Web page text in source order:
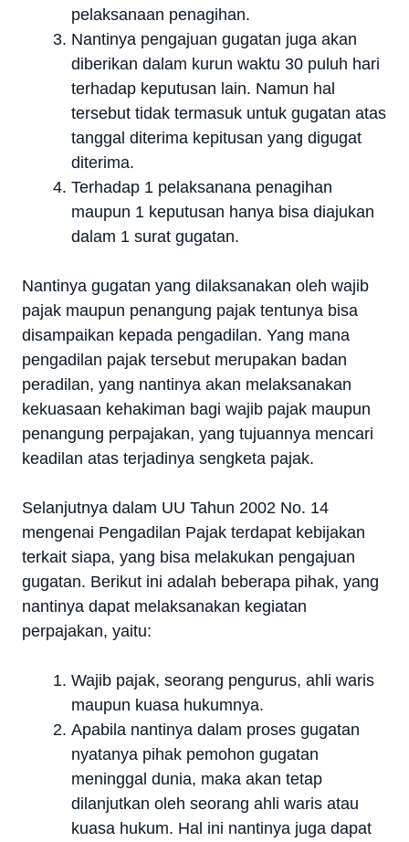
pelaksanaan penagihan.
Nantinya pengajuan gugatan juga akan
diberikan dalam kurun waktu 30 puluh hari
terhadap keputusan lain. Namun hal
tersebut tidak termasuk untuk gugatan atas
tanggal diterima kepitusan yang digugat
diterima.
Terhadap 1 pelaksanana penagihan
maupun 1 keputusan hanya bisa diajukan
dalam 1 surat gugatan.
Nantinya gugatan yang dilaksanakan oleh wajib
pajak maupun penangung pajak tentunya bisa
disampaikan kepada pengadilan. Yang mana
pengadilan pajak tersebut merupakan badan
peradilan, yang nantinya akan melaksanakan
kekuasaan kehakiman bagi wajib pajak maupun
penangung perpajakan, yang tujuannya mencari
keadilan atas terjadinya sengketa pajak.
Selanjutnya dalam UU Tahun 2002 No. 14
mengenai Pengadilan Pajak terdapat kebijakan
terkait siapa, yang bisa melakukan pengajuan
gugatan. Berikut ini adalah beberapa pihak, yang
nantinya dapat melaksanakan kegiatan
perpajakan, yaitu:
Wajib pajak, seorang pengurus, ahli waris
maupun kuasa hukumnya.
Apabila nantinya dalam proses gugatan
nyatanya pihak pemohon gugatan
meninggal dunia, maka akan tetap
dilanjutkan oleh seorang ahli waris atau
kuasa hukum. Hal ini nantinya juga dapat